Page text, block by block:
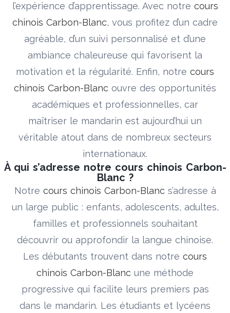
l’expérience d’apprentissage. Avec notre cours
chinois Carbon-Blanc, vous profitez d’un cadre
agréable, d’un suivi personnalisé et d’une
ambiance chaleureuse qui favorisent la
motivation et la régularité. Enfin, notre cours
chinois Carbon-Blanc ouvre des opportunités
académiques et professionnelles, car
maîtriser le mandarin est aujourd’hui un
véritable atout dans de nombreux secteurs
internationaux.
À qui s’adresse notre cours chinois Carbon-
Blanc ?
Notre cours chinois Carbon-Blancs’adresse à
un large public : enfants, adolescents, adultes,
familles et professionnels souhaitant
découvrir ou approfondir la langue chinoise.
Les débutants trouvent dans notre cours
chinois Carbon-Blanc une méthode
progressive qui facilite leurs premiers pas
dans le mandarin. Les étudiants et lycéens